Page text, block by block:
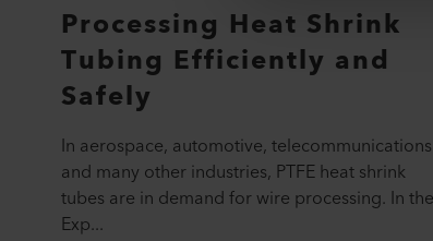
Processing Heat Shrink
Tubing Efficiently and
Safely
In aerospace, automotive, telecommunications
and many other industries, PTFE heat shrink
tubes are in demand for wire processing. In the
Exp...